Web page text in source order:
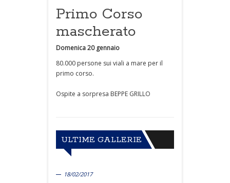
Primo Corso
mascherato
Domenica 20 gennaio
80.000 persone sui viali a mare per il
primo corso.
Ospite a sorpresa BEPPE GRILLO
ULTIME GALLERIE
18/02/2017